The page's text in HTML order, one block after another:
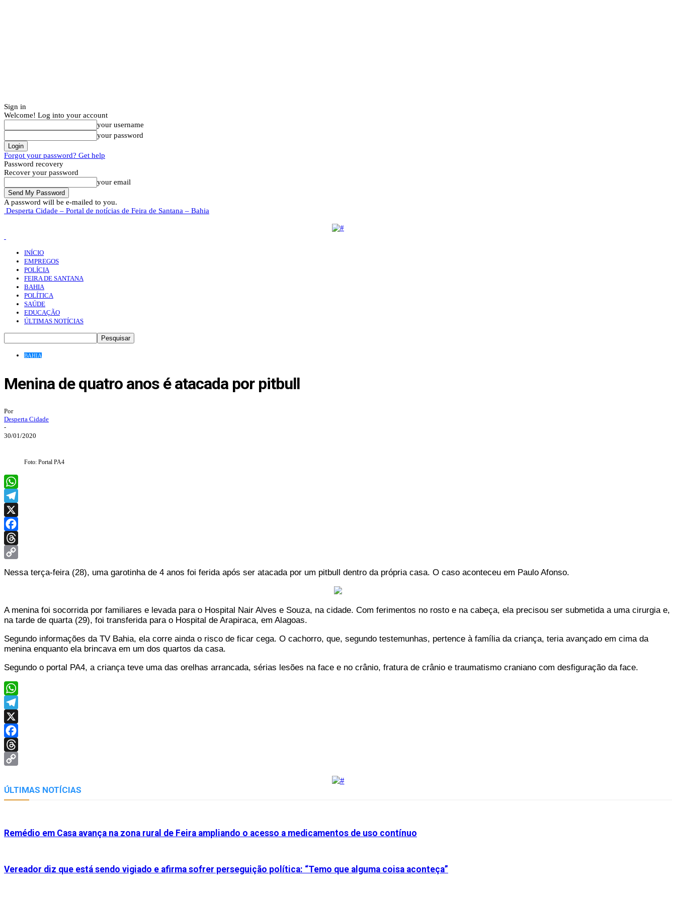
Sign in
Welcome! Log into your account
your username
your password
Forgot your password? Get help
Password recovery
Recover your password
your email
A password will be e-mailed to you.
Desperta Cidade – Portal de notícias de Feira de Santana – Bahia
INÍCIO
EMPREGOS
POLÍCIA
FEIRA DE SANTANA
BAHIA
POLÍTICA
SAÚDE
EDUCAÇÃO
ÚLTIMAS NOTÍCIAS
BAHIA
Menina de quatro anos é atacada por pitbull
Por
Desperta Cidade
-
30/01/2020
Foto: Portal PA4
WhatsApp
Telegram
X
Facebook
Threads
Nessa terça-feira (28), uma garotinha de 4 anos foi ferida após ser atacada por um pitbull dentro da própria casa. O caso aconteceu em Paulo Afonso.
A menina foi socorrida por familiares e levada para o Hospital Nair Alves e Souza, na cidade. Com ferimentos no rosto e na cabeça, ela precisou ser submetida a uma cirurgia e,
na tarde de quarta (29), foi transferida para o Hospital de Arapiraca, em Alagoas.
Segundo informações da TV Bahia, ela corre ainda o risco de ficar cega. O cachorro, que, segundo testemunhas, pertence à família da criança, teria avançado em cima da
menina enquanto ela brincava em um dos quartos da casa.
Segundo o portal PA4, a criança teve uma das orelhas arrancada, sérias lesões na face e no crânio, fratura de crânio e traumatismo craniano com desfiguração da face.
WhatsApp
Telegram
X
Facebook
Threads
Link
ÚLTIMAS NOTÍCIAS
Remédio em Casa avança na zona rural de Feira ampliando o acesso a medicamentos de uso contínuo
Vereador diz que está sendo vigiado e afirma sofrer perseguição política: “Temo que alguma coisa aconteça”